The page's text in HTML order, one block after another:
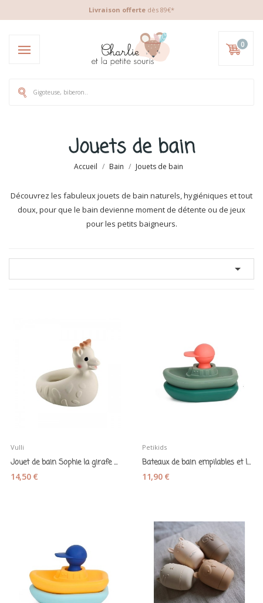
Livraison offerte dès 89€*
0
Jouets de bain
Accueil Bain Jouets de bain
Découvrez les fabuleux jouets de bain naturels, hygiéniques et tout
doux, pour que le bain devienne moment de détente ou de jeux
pour les petits baigneurs.

Vulli
Jouet de bain Sophie la girafe en caoutchouc...
14,50 €
Petikids
Bateaux de bain empilables et leur capitaine en...
11,90 €